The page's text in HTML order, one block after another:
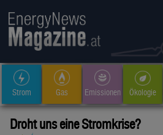
Strom Gas Emissionen Ökologie
Droht uns eine Stromkrise?